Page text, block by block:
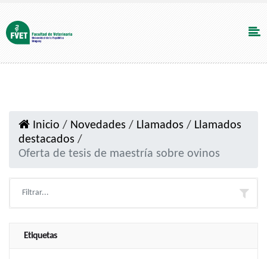
Inicio / Novedades / Llamados / Llamados
destacados /
Oferta de tesis de maestría sobre ovinos
Etiquetas